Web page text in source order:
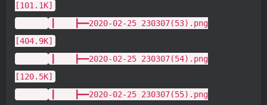
[101.1K]
┃ ┣━━2020-02-25 230307(53).png
[404.9K]
┃ ┣━━2020-02-25 230307(54).png
[120.5K]
┃ ┣━━2020-02-25 230307(55).png